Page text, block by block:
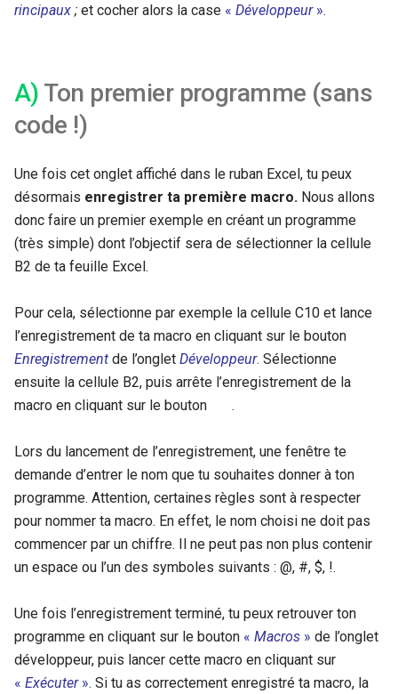
rincipaux ; et cocher alors la case « Développeur».
A) Ton premier programme (sans
code !)
Une fois cet onglet affiché dans le ruban Excel, tu peux
désormais enregistrer ta première macro. Nous allons
donc faire un premier exemple en créant un programme
(très simple) dont l’objectif sera de sélectionner la cellule
B2 de ta feuille Excel.
Pour cela, sélectionne par exemple la cellule C10 et lance
l’enregistrement de ta macro en cliquant sur le bouton
Enregistrement de l’onglet Développeur. Sélectionne
ensuite la cellule B2, puis arrête l’enregistrement de la
macro en cliquant sur le bouton .
Lors du lancement de l’enregistrement, une fenêtre te
demande d’entrer le nom que tu souhaites donner à ton
programme. Attention, certaines règles sont à respecter
pour nommer ta macro. En effet, le nom choisi ne doit pas
commencer par un chiffre. Il ne peut pas non plus contenir
un espace ou l’un des symboles suivants : @, #, $, !.
Une fois l’enregistrement terminé, tu peux retrouver ton
programme en cliquant sur le bouton « Macros » de l’onglet
développeur, puis lancer cette macro en cliquant sur
« Exécuter». Si tu as correctement enregistré ta macro, la